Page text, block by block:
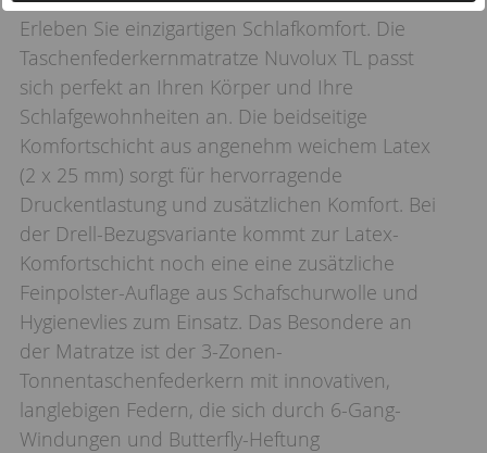
Erleben Sie einzigartigen Schlafkomfort. Die
Taschenfederkernmatratze Nuvolux TL passt
sich perfekt an Ihren Körper und Ihre
Schlafgewohnheiten an. Die beidseitige
Komfortschicht aus angenehm weichem Latex
(2 x 25 mm) sorgt für hervorragende
Druckentlastung und zusätzlichen Komfort. Bei
der Drell-Bezugsvariante kommt zur Latex-
Komfortschicht noch eine eine zusätzliche
Feinpolster-Auflage aus Schafschurwolle und
Hygienevlies zum Einsatz. Das Besondere an
der Matratze ist der 3-Zonen-
Tonnentaschenfederkern mit innovativen,
langlebigen Federn, die sich durch 6-Gang-
Windungen und Butterfly-Heftung